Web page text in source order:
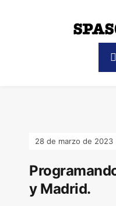
28 de marzo de 2023
y Madrid.